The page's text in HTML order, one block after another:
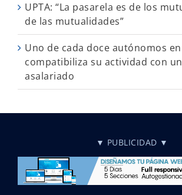
UPTA: “La pasarela es de los
de las mutualidades”
Uno de cada doce autónomos
compatibiliza su actividad con
asalariado
▼ PUBLICIDAD ▼